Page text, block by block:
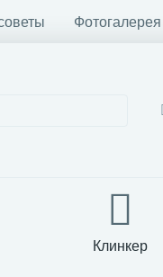
Фотогалерея
Клинкер